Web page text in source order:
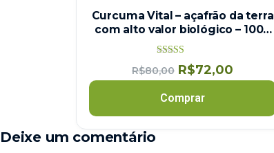
Curcuma Vital – açafrão da terra
com alto valor biológico – 1000
mg
Avaliação
5.00
de 5
R$80,00 R$72,00
Comprar
Deixe um comentário